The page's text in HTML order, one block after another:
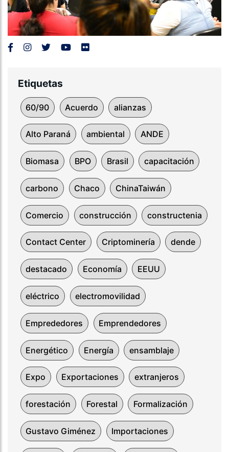
Etiquetas
60/90 Acuerdo alianzas
Alto Paraná ambiental ANDE
Biomasa BPO Brasil capacitación
carbono Chaco ChinaTaiwán
Comercio construcción constructenia
Contact Center Criptominería dende
destacado Economía EEUU
eléctrico electromovilidad
Emprededores Emprendedores
Energético Energía ensamblaje
Expo Exportaciones extranjeros
forestación Forestal Formalización
Gustavo Giménez Importaciones